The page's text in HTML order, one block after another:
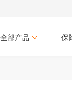
全部产品 保